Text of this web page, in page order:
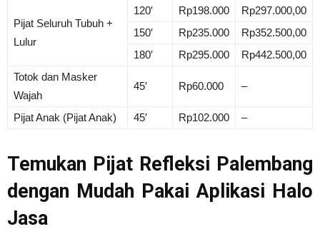
Pijat Seluruh Tubuh +
Lulur
120′ Rp198.000
Rp297.000,00
150′
Rp235.000
Rp352.500,00
180′
Rp295.000
Rp442.500,00
Totok dan Masker
Wajah
45′ Rp60.000 –
Pijat Anak (Pijat Anak) 45′ Rp102.000 –
Temukan Pijat Refleksi Palembang
dengan Mudah Pakai Aplikasi Halo
Jasa